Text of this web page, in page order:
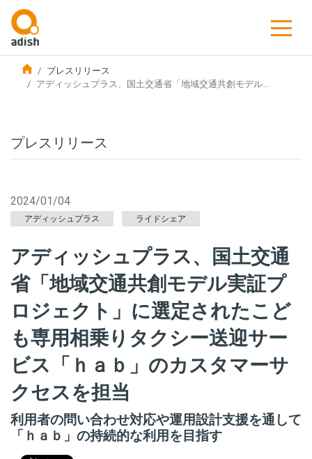
プレスリリース
アディッシュプラス、国土交通省「地域交通共創モデル…
プレスリリース
2024/01/04
アディッシュプラス ライドシェア
アディッシュプラス、国土交通
省「地域交通共創モデル実証プ
ロジェクト」に選定されたこど
も専用相乗りタクシー送迎サー
ビス「ｈａｂ」のカスタマーサ
クセスを担当
利用者の問い合わせ対応や運用設計支援を通して
「ｈａｂ」の持続的な利用を目指す